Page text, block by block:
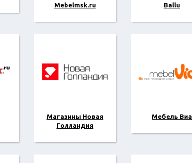
Mebelmsk.ru
Ballu
Магазины Новая
Голландия
Мебель Виа